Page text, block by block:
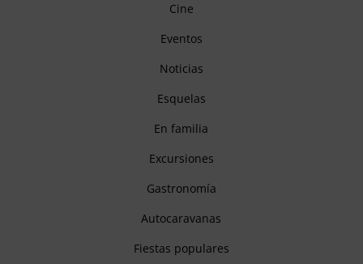
Cine
Eventos
Noticias
Esquelas
En familia
Excursiones
Gastronomía
Autocaravanas
Fiestas populares